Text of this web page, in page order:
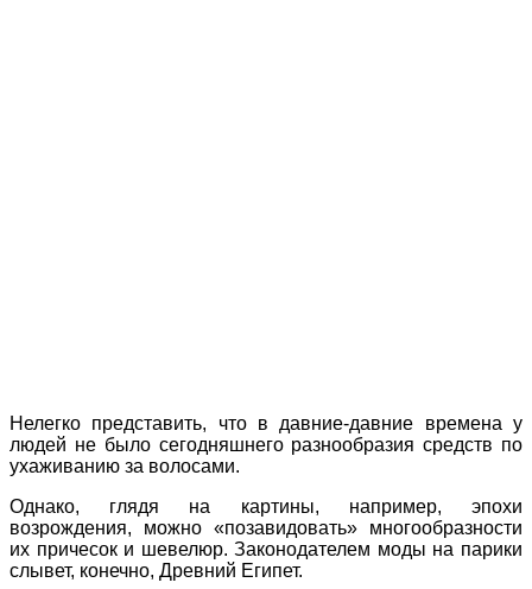
Нелегко представить, что в давние-давние времена у
людей не было сегодняшнего разнообразия средств по
ухаживанию за волосами.
Однако, глядя на картины, например, эпохи
возрождения, можно «позавидовать» многообразности
их причесок и шевелюр. Законодателем моды на парики
слывет, конечно, Древний Египет.